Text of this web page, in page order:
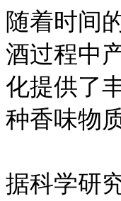
随着时间
酒过程中
化提供了
种香味物
据科学研